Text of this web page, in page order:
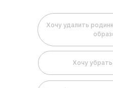
Хочу удалить
Хочу